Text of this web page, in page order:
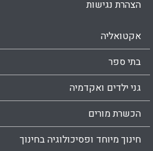
הצהרת נגישות
אקטואליה
בתי ספר
גני ילדים ואקדמיה
הכשרת מורים
חינוך מיוחד ופסיכולוגיה בחינוך